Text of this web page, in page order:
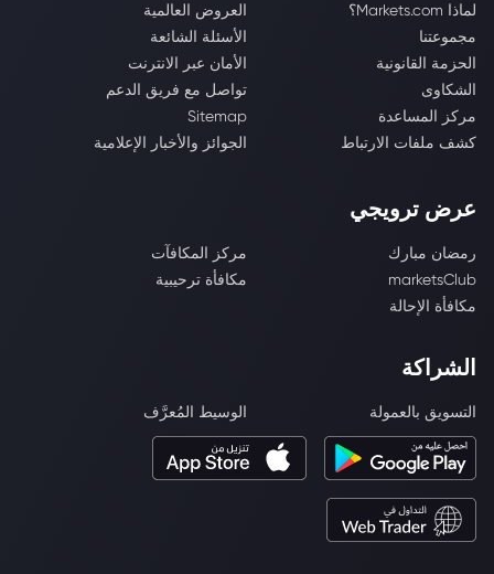
لماذا Markets.com؟
العروض العالمية
مجموعتنا
الأسئلة الشائعة
الحزمة القانونية
الأمان عبر الانترنت
الشكاوى
تواصل مع فريق الدعم
مركز المساعدة
Sitemap
كشف ملفات الارتباط
الجوائز والأخبار الإعلامية
عرض ترويجي
رمضان مبارك
مركز المكافآت
marketsClub
مكافأة ترحيبية
مكافأة الإحالة
الشراكة
التسويق بالعمولة الوسيط المُعرَّف